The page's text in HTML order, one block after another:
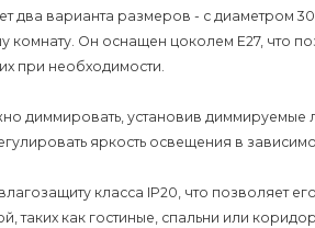
два варианта размеров - с диаметром
комнату. Он оснащен цоколем E27, что
при необходимости.
диммировать, установив диммируемые
яркость освещения в
влагозащиту класса IP20, что позволяет
таких как гостиные, спальни или